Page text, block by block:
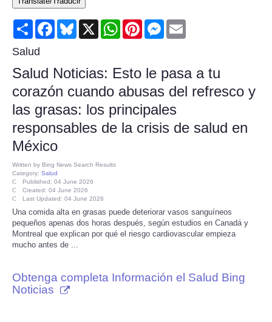
Consumer
Consumer Affairs Recalls
Food & Drug Recalls
Product Safety News
Entertainment
Health
Pets
Politics
Reviews
Share FacebookBluesky
X WhatsAppPinterestMessenger
Salud
Salud Noticias: Esto le pasa a tu
corazón cuando abusas del refresco y
las grasas: los principales
responsables de la crisis de salud en
México
Written by Bing News Search Results
Category: Salud
Published: 04 June 2026
Created: 04 June 2026
Last Updated: 04 June 2026
Una comida alta en grasas puede deteriorar vasos sanguíneos
pequeños apenas dos horas después, según estudios en Canadá y
Montreal que explican por qué el riesgo cardiovascular empieza
mucho antes de ...
Obtenga completa Información el Salud Bing
Noticias